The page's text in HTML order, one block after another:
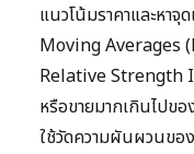
แนวโน้มราคาและหาจุ
Moving Averages
Relative Strength
หรือขายมากเกินไป
ใช้วัดความผันผวนขอ